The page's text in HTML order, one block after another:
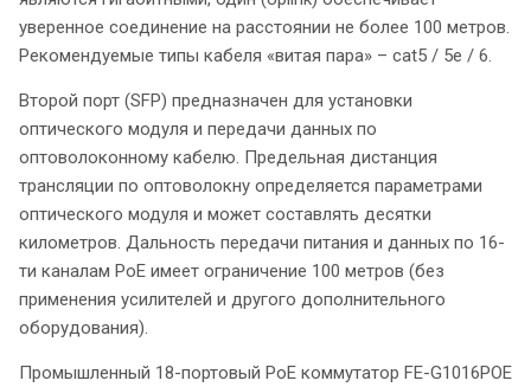
уверенное соединение на расстоянии не более 100 метров.
Рекомендуемые типы кабеля «витая пара» – cat5 / 5e / 6.
Второй порт (SFP) предназначен для установки
оптического модуля и передачи данных по
оптоволоконному кабелю. Предельная дистанция
трансляции по оптоволокну определяется параметрами
оптического модуля и может составлять десятки
километров. Дальность передачи питания и данных по 16-
ти каналам PoE имеет ограничение 100 метров (без
применения усилителей и другого дополнительного
оборудования).
Промышленный 18-портовый PoE коммутатор FE-G1016POE